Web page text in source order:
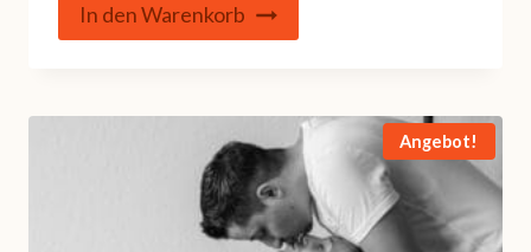
In den Warenkorb
Angebot!